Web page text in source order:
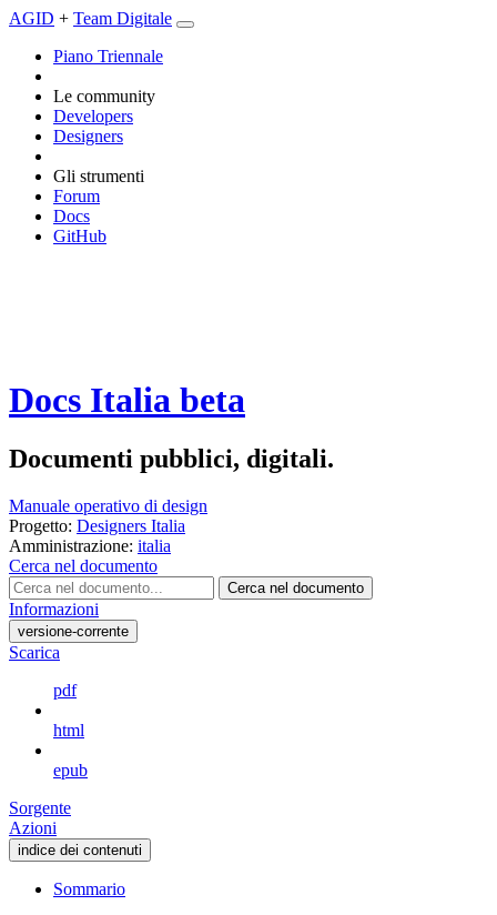
AGID + Team Digitale
Piano Triennale
Le community
Developers
Designers
Gli strumenti
Forum
Docs
GitHub
Docs Italia beta
Documenti pubblici, digitali.
Manuale operativo di design
Progetto: Designers Italia
Amministrazione: italia
Cerca nel documento
Cerca nel documento
Informazioni
versione-corrente
Scarica
pdf
html
epub
Sorgente
Azioni
indice dei contenuti
Sommario